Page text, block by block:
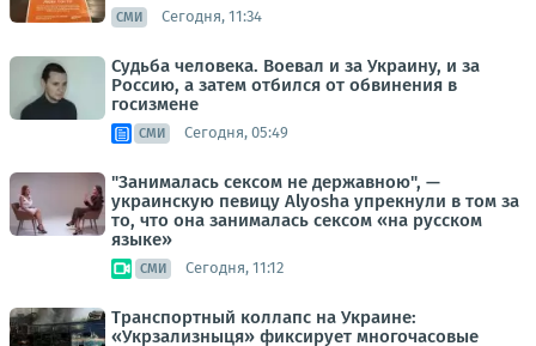
СМИ Сегодня, 11:34
Судьба человека. Воевал и за Украину, и за
Россию, а затем отбился от обвинения в
госизмене
СМИ Сегодня, 05:49
"Занималась сексом не державною", —
украинскую певицу Alyosha упрекнули в том за
то, что она занималась сексом «на русском
языке»
СМИ Сегодня, 11:12
Транспортный коллапс на Украине:
«Укрзализныця» фиксирует многочасовые